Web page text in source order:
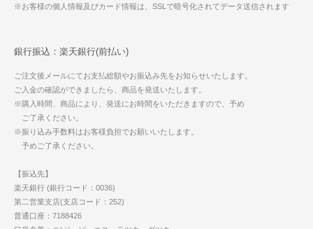
※お客様の個人情報及びカード情報は、SSLで暗号化されてデータ送信されます
銀行振込：楽天銀行(前払い)
ご注文後メールにてお支払総額やお振込み先をお知らせいたします。
ご入金の確認ができましたら、商品を発送いたします。
※購入時間、商品により、発送にお時間をいただきますので、予め
ご了承ください。
※振り込み手数料はお客様負担でお願いいたします。
予めご了承ください。
【振込先】
楽天銀行 (銀行コード：0036)
第二営業支店(支店コード：252)
普通口座：7188426